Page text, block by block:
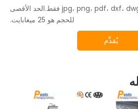
*يرجى تحميل ملفات jpg، png، pdf، dxf، dwg فقط.الحد الأقصى
للحجم هو 25 ميغابايت.
يُقدِّم